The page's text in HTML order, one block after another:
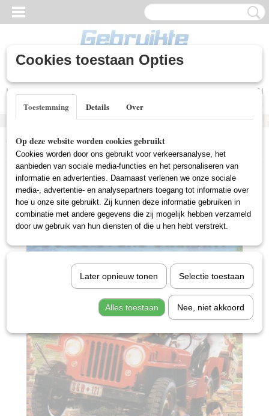
Inloggen
UW WINKELWAGEN
Home >Gebruikte DVD's>Familie Film Gebruikt
- Duistere Diamant (Gebruikt)
Cookies toestaan Opties
Toestemming Details Over
Op deze website worden cookies gebruikt
Cookies worden door ons gebruikt voor verkeersanalyse, het
aanbieden van sociale media-functies en het personaliseren van
informatie en advertenties. Daarnaast verlenen we onze sociale
media-, advertentie- en analysepartners toegang tot informatie over
hoe u onze site gebruikt. Zij kunnen deze informatie gebruiken in
combinatie met andere gegevens die zij mogelijk hebben verzameld
door uw gebruik van hun diensten of die u hen hebt verstrekt.
Later opnieuw tonen Selectie toestaan
Alles toestaan Nee, niet akkoord